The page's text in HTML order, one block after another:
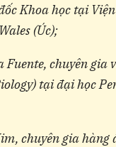
Khoa học tại
(Úc);
Fuente, chuyên gia
tại đại học
chuyên gia hàng